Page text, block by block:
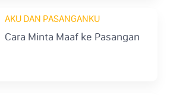
AKU DAN PASANGANKU
Cara Minta Maaf ke Pasangan